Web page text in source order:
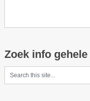
Zoek info